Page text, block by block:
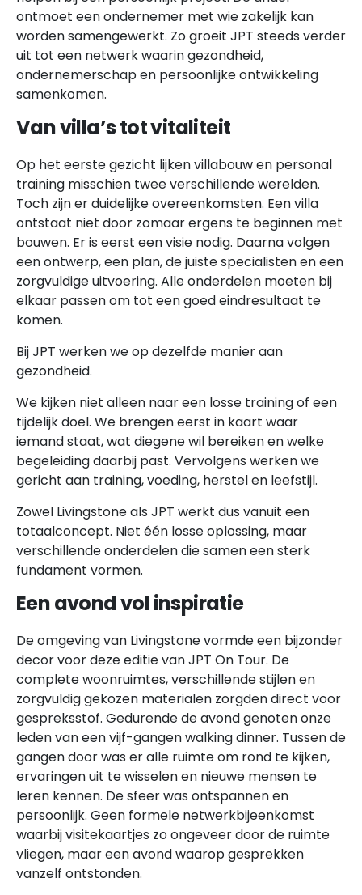
ontmoet een ondernemer met wie zakelijk kan
worden samengewerkt. Zo groeit JPT steeds verder
uit tot een netwerk waarin gezondheid,
ondernemerschap en persoonlijke ontwikkeling
samenkomen.
Van villa’s tot vitaliteit
Op het eerste gezicht lijken villabouw en personal
training misschien twee verschillende werelden.
Toch zijn er duidelijke overeenkomsten. Een villa
ontstaat niet door zomaar ergens te beginnen met
bouwen. Er is eerst een visie nodig. Daarna volgen
een ontwerp, een plan, de juiste specialisten en een
zorgvuldige uitvoering. Alle onderdelen moeten bij
elkaar passen om tot een goed eindresultaat te
komen.
Bij JPT werken we op dezelfde manier aan
gezondheid.
We kijken niet alleen naar een losse training of een
tijdelijk doel. We brengen eerst in kaart waar
iemand staat, wat diegene wil bereiken en welke
begeleiding daarbij past. Vervolgens werken we
gericht aan training, voeding, herstel en leefstijl.
Zowel Livingstone als JPT werkt dus vanuit een
totaalconcept. Niet één losse oplossing, maar
verschillende onderdelen die samen een sterk
fundament vormen.
Een avond vol inspiratie
De omgeving van Livingstone vormde een bijzonder
decor voor deze editie van JPT On Tour. De
complete woonruimtes, verschillende stijlen en
zorgvuldig gekozen materialen zorgden direct voor
gespreksstof. Gedurende de avond genoten onze
leden van een vijf-gangen walking dinner. Tussen de
gangen door was er alle ruimte om rond te kijken,
ervaringen uit te wisselen en nieuwe mensen te
leren kennen. De sfeer was ontspannen en
persoonlijk. Geen formele netwerkbijeenkomst
waarbij visitekaartjes zo ongeveer door de ruimte
vliegen, maar een avond waarop gesprekken
vanzelf ontstonden.